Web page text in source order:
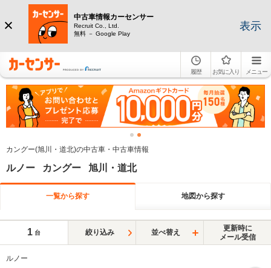
中古車情報カーセンサー
Recruit Co., Ltd.
無料 － Google Play
表示
履歴 お気に入り メニュー
カングー(旭川・道北)の中古車・中古車情報
ルノー カングー 旭川・道北
一覧から探す 地図から探す
1 台 絞り込み 並べ替え
更新時に
メール受信
ルノー